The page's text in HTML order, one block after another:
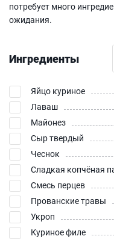
потребует много
ожидания.
Ингредиенты
Яйцо куриное
Лаваш
Майонез
Сыр твердый
Чеснок
Сладкая копчёная
Смесь перцев
Прованские травы
Укроп
Куриное филе